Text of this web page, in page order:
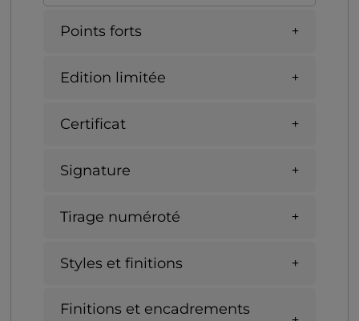
Points forts
Edition limitée
Certificat
Signature
Tirage numéroté
Styles et finitions
Finitions et encadrements